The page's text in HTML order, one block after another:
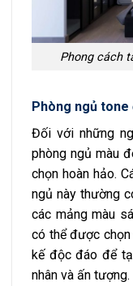
Phong cách
Phòng ngủ
Đối với những
phòng ngủ màu
chọn hoàn hảo.
ngủ này thường
các mảng màu
có thể được
kế độc đáo để
nhân và ấn tượng.